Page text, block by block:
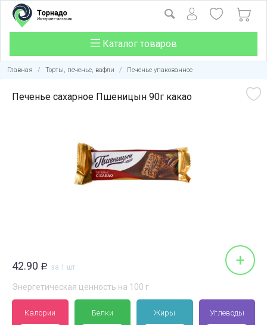
Каталог товаров
Главная / Торты, печенье, вафли / Печенье упакованное
Печенье сахарное Пшеницын 90г какао
42.90 Р за 1 шт +
Энергетическая ценность на 100 г
Калории Белки Жиры Углеводы